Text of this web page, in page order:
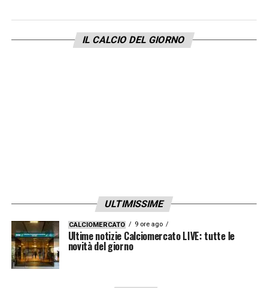
IL CALCIO DEL GIORNO
ULTIMISSIME
CALCIOMERCATO 9 ore ago
Ultime notizie Calciomercato LIVE: tutte le
novità del giorno